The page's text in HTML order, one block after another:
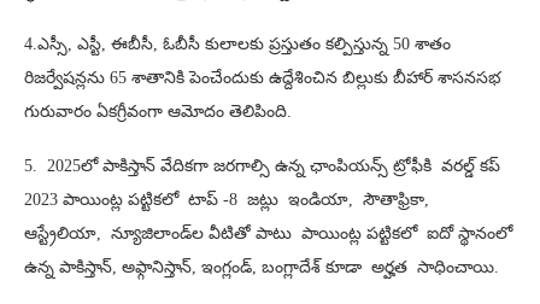
4.ఎస్సీ, ఎస్టీ, ఈబీసీ, ఓబీసీ కులాలకు ప్రస్తుతం కల్పిస్తున్న 50 శాతం
రిజర్వేషన్లను 65 శాతానికి పెంచేందుకు ఉద్దేశించిన బిల్లుకు బీహార్‌ శాసనసభ
గురువారం ఏకగ్రీవంగా ఆమోదం తెలిపింది.
5. 2025లో పాకిస్తాన్‌ వేదికగా జరగాల్సి ఉన్న ఛాంపియన్స్‌ ట్రోఫీకి వరల్డ్‌ కప్‌
2023 పాయింట్ల పట్టికలో టాప్‌ -8 జట్లు ఇండియా, సౌతాఫ్రికా,
ఆస్ట్రేలియా, న్యూజిలాండ్‌ల వీటితో పాటు పాయింట్ల పట్టికలో ఐదో స్థానంలో
ఉన్న పాకిస్తాన్‌, అఫ్గానిస్తాన్‌, ఇంగ్లండ్‌, బంగ్లాదేశ్‌ కూడా అర్హత సాధించాయి.